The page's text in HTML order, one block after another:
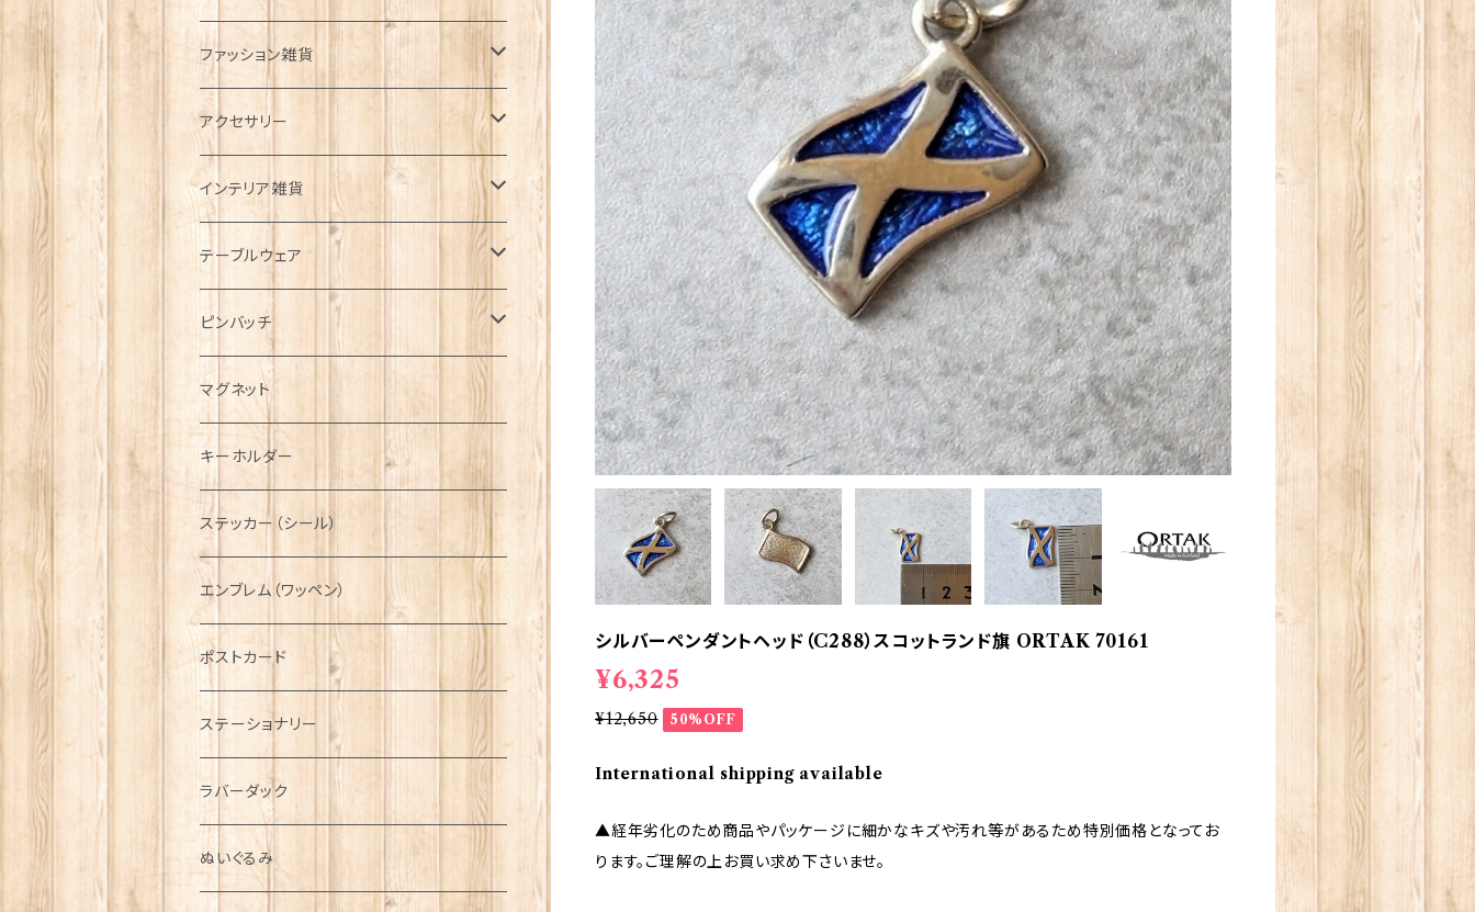
シルバーペンダントヘッド（C288）スコットランド旗 ORTAK 70161
¥6,325
¥12,650 50%OFF
International shipping available
▲経年劣化のため商品やパッケージに細かなキズや汚れ等があるため特別価格となってお
ります。ご理解の上お買い求め下さいませ。
ファッション雑貨
タータンネクタイ
帽子
キャップ
ハンチング帽
キャスケット
ディアストーカー
ニット帽
Tシャツ
マフラー
タータン【Bronte by Moon】
タータン【Glencroft】
ボタンラップマフラー【Aran Traditions】
サッシュ
スカーフ
ファッションマスク
アクセサリー
ORTAK
ブローチ
ペンダント
チャーム
その他のアクセサリー
インテリア雑貨
インテリア置物
ラブスプーン
ラブスプーン【SION LLEWELLYN】
ラブスプーン【PAUL CURTIS】
ファブリック
テーブルウェア
ティータオル
ペーパーナプキン
ティーコジー
その他テーブルウェア
ピンバッチ
ジェネラルデザイン
乗り物
動物＆植物
国旗＆紋章
音楽＆楽器
ミリタリー
NAVY
AIRFORCE
ARMY
ピューター
マグネット
キーホルダー
ステッカー（シール）
エンブレム（ワッペン）
ポストカード
ステーショナリー
ラバーダック
ぬいぐるみ